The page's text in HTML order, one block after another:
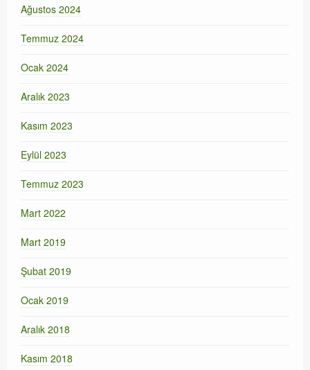
Ağustos 2024
Temmuz 2024
Ocak 2024
Aralık 2023
Kasım 2023
Eylül 2023
Temmuz 2023
Mart 2022
Mart 2019
Şubat 2019
Ocak 2019
Aralık 2018
Kasım 2018